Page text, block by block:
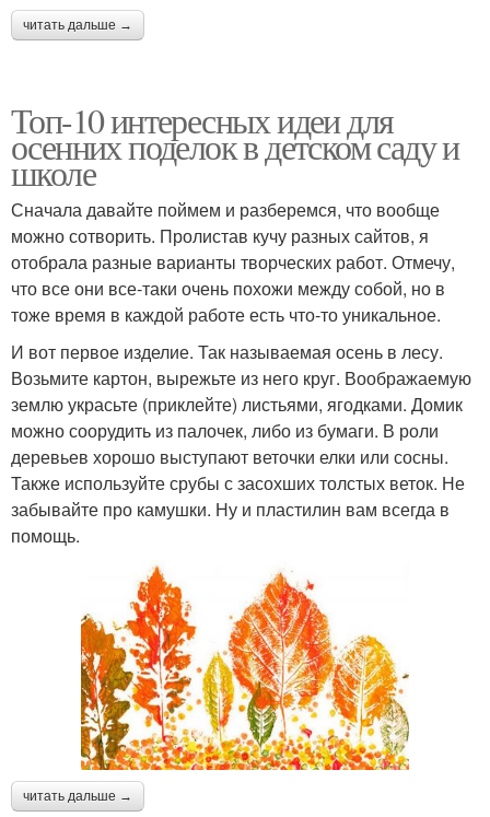
читать дальше →
Топ-10 интересных идеи для
осенних поделок в детском саду и
школе
Сначала давайте поймем и разберемся, что вообще
можно сотворить. Пролистав кучу разных сайтов, я
отобрала разные варианты творческих работ. Отмечу,
что все они все-таки очень похожи между собой, но в
тоже время в каждой работе есть что-то уникальное.
И вот первое изделие. Так называемая осень в лесу.
Возьмите картон, вырежьте из него круг. Воображаемую
землю украсьте (приклейте) листьями, ягодками. Домик
можно соорудить из палочек, либо из бумаги. В роли
деревьев хорошо выступают веточки елки или сосны.
Также используйте срубы с засохших толстых веток. Не
забывайте про камушки. Ну и пластилин вам всегда в
помощь.
читать дальше →